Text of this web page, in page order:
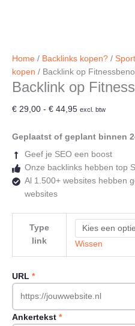
Home / Backlinks kopen? /
kopen / Backlink op
Backlink op
€ 29,00 - € 44,95Prijsklasse:
tot
excl. btw
Geplaatst of geplant binnen
Geef je SEO een boost
Onze backlinks hebben top
Al 1.500+ websites hebben
websites
Type
link
Wissen
URL *
Ankertekst *